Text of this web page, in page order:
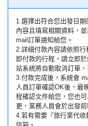
1.選擇出符合您出發日
內容且填寫相關資料，
mail訂單通知給您。
2.詳細付款內容請依照
即付款的行程，請立即
站系統將自動取消訂單
3.付款完成後，系統會
人員訂單確認OK後，最
程確認文件給您，您也
更，業務人員會於出發前
4.若有需要『旅行業代